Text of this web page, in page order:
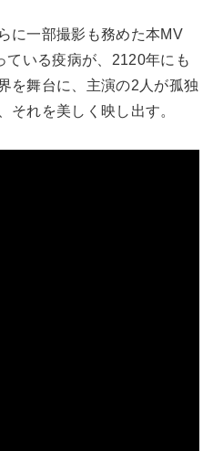
に一部撮影も務めた本MV
ている疫病が、2120年にも
を舞台に、主演の2人が孤独
それを美しく映し出す。